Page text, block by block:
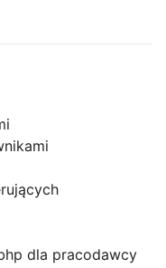
dla pracodawcy